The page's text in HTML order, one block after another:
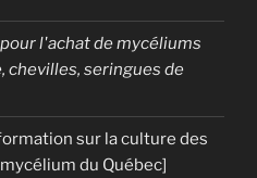
l'achat de mycéliums
chevilles, seringues de
sur la culture des
du Québec]